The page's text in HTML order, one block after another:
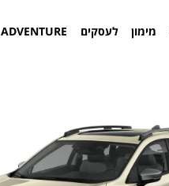
מימון לעסקים ADVENTURE